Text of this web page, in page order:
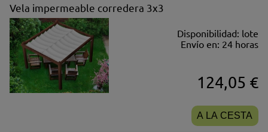
Vela impermeable corredera 3x3
Disponibilidad: lote
Envío en: 24 horas
124,05 €
A LA CESTA